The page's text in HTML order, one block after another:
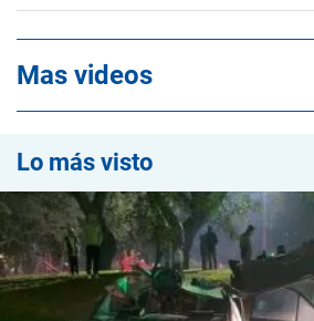
Mas videos
Lo más visto